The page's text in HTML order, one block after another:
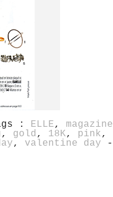
: ELLE, magazine
, gold , 18K, pink,
, valentine day -